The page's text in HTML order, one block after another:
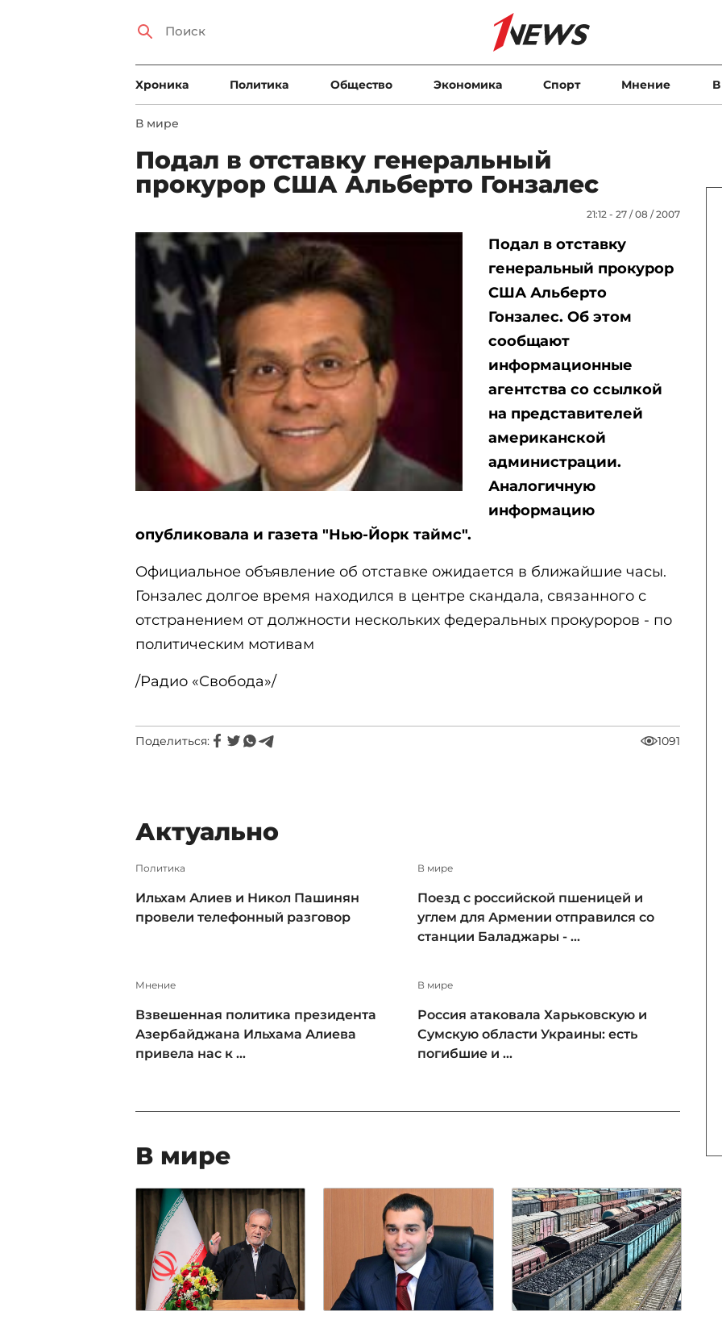
Xроника Политика Общество Экономика Спорт Мнение
В мире
Подал в отставку генеральный
прокурор США Альберто Гонзалес
21:12 - 27 / 08 / 2007
Подал в отставку
генеральный прокурор
США Альберто
Гонзалес. Об этом
сообщают
информационные
агентства со ссылкой
на представителей
американской
администрации.
Аналогичную
информацию
опубликовала и газета "Нью-Йорк таймс".
Официальное объявление об отставке ожидается в ближайшие часы.
Гонзалес долгое время находился в центре скандала, связанного с
отстранением от должности нескольких федеральных прокуроров - по
политическим мотивам
/Радио «Свобода»/
Поделиться: 1091
Актуально
Политика
Ильхам Алиев и Никол Пашинян
провели телефонный разговор
В мире
Поезд с российской пшеницей и
углем для Армении отправился со
станции Баладжары - ...
Мнение
Взвешенная политика президента
Азербайджана Ильхама Алиева
привела нас к ...
В мире
Россия атаковала Харьковскую и
Сумскую области Украины: есть
погибшие и ...
В мире